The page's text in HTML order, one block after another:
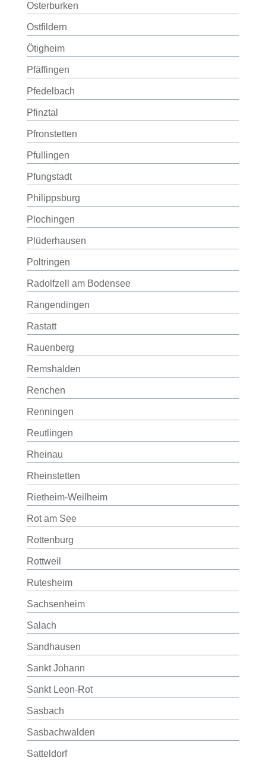
Osterburken
Ostfildern
Ötigheim
Pfäffingen
Pfedelbach
Pfinztal
Pfronstetten
Pfullingen
Pfungstadt
Philippsburg
Plochingen
Plüderhausen
Poltringen
Radolfzell am Bodensee
Rangendingen
Rastatt
Rauenberg
Remshalden
Renchen
Renningen
Reutlingen
Rheinau
Rheinstetten
Rietheim-Weilheim
Rot am See
Rottenburg
Rottweil
Rutesheim
Sachsenheim
Salach
Sandhausen
Sankt Johann
Sankt Leon-Rot
Sasbach
Sasbachwalden
Satteldorf